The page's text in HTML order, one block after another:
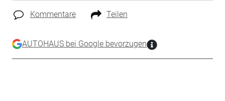
Kommentare Teilen
AUTOHAUS bei Google bevorzugen